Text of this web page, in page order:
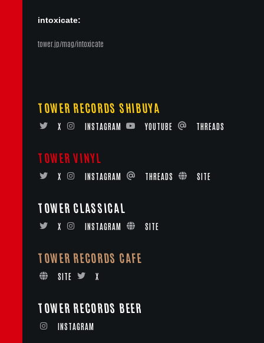
intoxicate:
tower.jp/mag/intoxicate
TOWER RECORDS SHIBUYA
X INSTAGRAM YOUTUBE THREADS
TOWER VINYL
X INSTAGRAM THREADS SITE
TOWER CLASSICAL
X INSTAGRAM SITE
TOWER RECORDS CAFE
SITE X
TOWER RECORDS BEER
INSTAGRAM